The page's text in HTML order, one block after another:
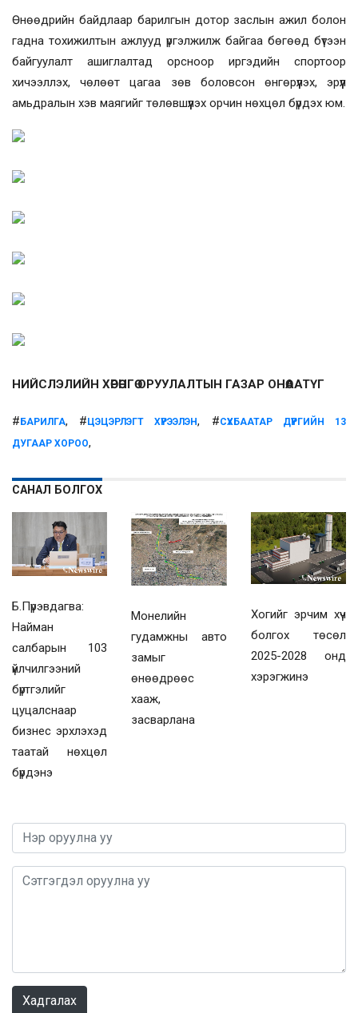
Өнөөдрийн байдлаар барилгын дотор заслын ажил болон
гадна тохижилтын ажлууд үргэлжилж байгаа бөгөөд бүтээн
байгуулалт ашиглалтад орсноор иргэдийн спортоор
хичээллэх, чөлөөт цагаа зөв боловсон өнгөрүүлэх, эрүүл
амьдралын хэв маягийг төлөвшүүлэх орчин нөхцөл бүрдэх юм.
НИЙСЛЭЛИЙН ХӨРӨНГӨ ОРУУЛАЛТЫН ГАЗАР ОНӨААТҮГ
# БАРИЛГА, # ЦЭЦЭРЛЭГТ ХҮРЭЭЛЭН, #СҮХБААТАР ДҮҮРГИЙН 13
ДУГААР ХОРОО,
САНАЛ БОЛГОХ
Б.Пүрэвдагва:
Найман
салбарын 103
үйлчилгээний
бүртгэлийг
цуцалснаар
бизнес эрхлэхэд
таатай нөхцөл
бүрдэнэ
Монелийн
гудамжны авто
замыг
өнөөдрөөс
хааж,
засварлана
Хогийг эрчим хүч
болгох төсөл
2025-2028 онд
хэрэгжинэ
Хадгалах